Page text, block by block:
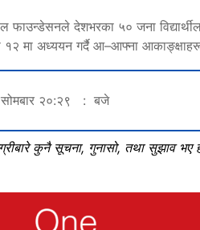
देशभरका ५० जना
१२ मा अध्ययन गर्दै आ–आफ्ना
सोमबार २०:२९ : बजे
कुनै सूचना, गुनासो, तथा सुझाव भए